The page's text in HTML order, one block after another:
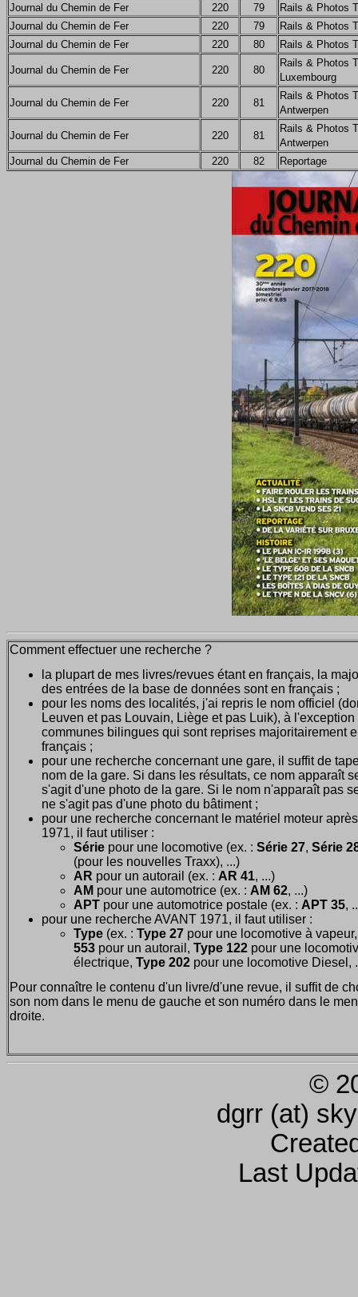
Journal du Chemin de Fer
220 79
Rails & Photos
Journal du Chemin de Fer
220 79
Rails & Photos
Journal du Chemin de Fer
220 80 Rails & Photos
Journal du Chemin de Fer 220 80
Rails & Photos
Luxembourg
Journal du Chemin de Fer 220 81
Rails & Photos
Antwerpen
Journal du Chemin de Fer 220 81
Rails & Photos
Antwerpen
Journal du Chemin de Fer
220 82 Reportage
Comment effectuer une recherche ?
la plupart de mes livres/revues étant en français, la
des entrées de la base de données sont en français ;
pour les noms des localités, j'ai repris le nom officiel
Leuven et pas Louvain, Liège et pas Luik), à l'exception
communes bilingues qui sont reprises majoritairement
français ;
pour une recherche concernant une gare, il suffit de
nom de la gare. Si dans les résultats, ce nom apparaît
s'agit d'une photo de la gare. Si le nom n'apparaît pas
ne s'agit pas d'une photo du bâtiment ;
pour une recherche concernant le matériel moteur après
1971, il faut utiliser :
Série pour une locomotive (ex. : Série 27, Série
(pour les nouvelles Traxx), ...)
AR pour un autorail (ex. : AR 41, ...)
AM pour une automotrice (ex. : AM 62, ...)
APT pour une automotrice postale (ex. : APT 35,
pour une recherche AVANT 1971, il faut utiliser :
Type (ex. : Type 27 pour une locomotive à
553 pour un autorail, Type 122 pour une
électrique, Type 202 pour une locomotive Diesel,
Pour connaître le contenu d'un livre/d'une revue, il suffit de
son nom dans le menu de gauche et son numéro dans le
droite.
©
dgrr (at)
Last